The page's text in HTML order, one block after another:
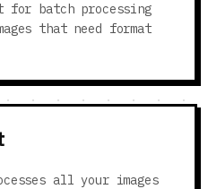
for batch processing
that need format
all your images